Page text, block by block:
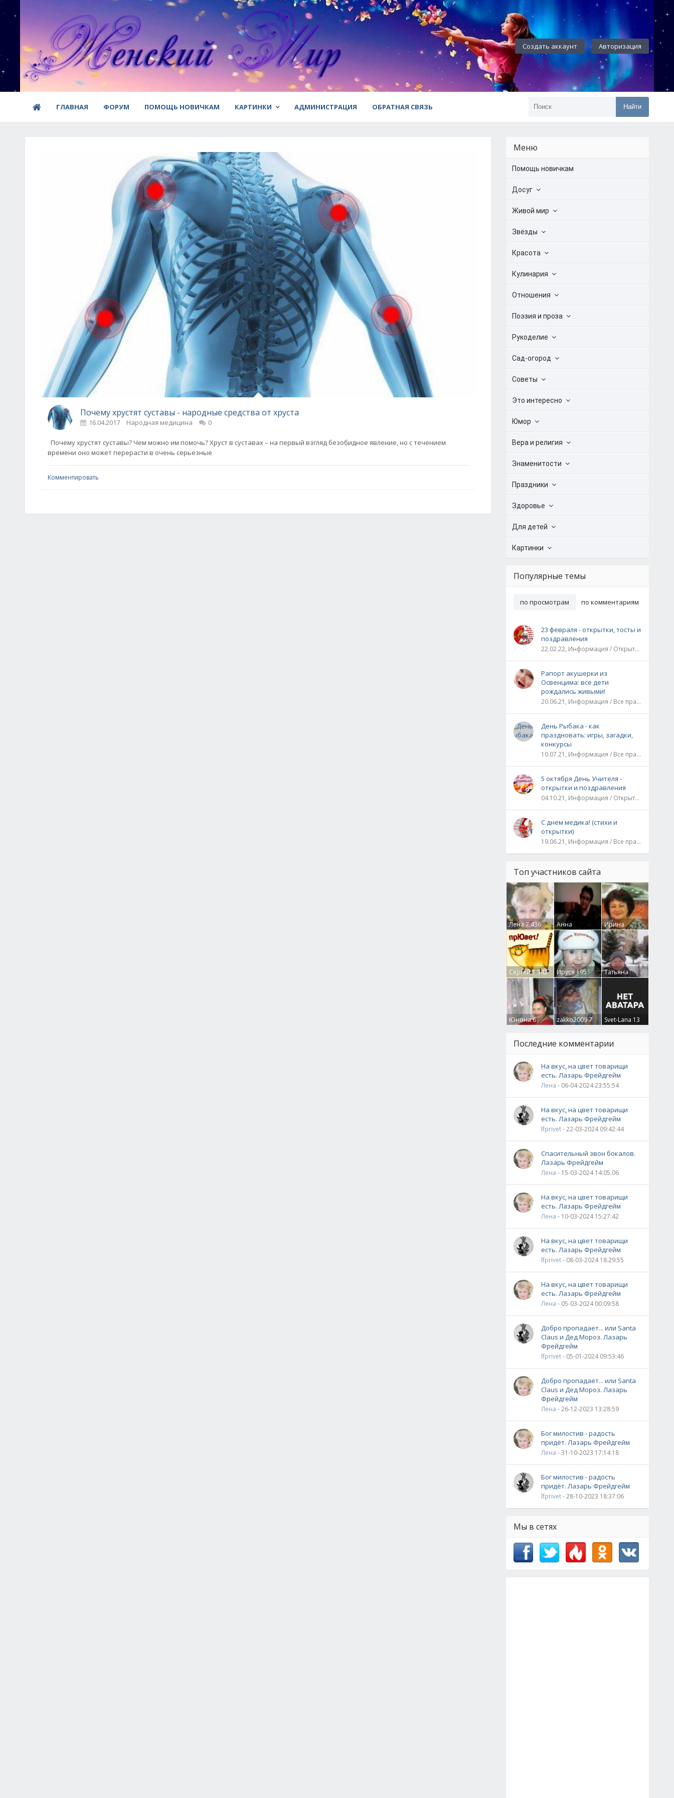
Создать аккаунт Авторизация
ГЛАВНАЯ ФОРУМ ПОМОЩЬ НОВИЧКАМ КАРТИНКИ АДМИНИСТРАЦИЯ ОБРАТНАЯ СВЯЗЬ Найти
Почему хрустят суставы - народные средства от хруста
16.04.2017 Народная медицина 0
Почему хрустят суставы? Чем можно им помочь? Хруст в суставах – на первый взгляд безобидное явление, но с течением
времени оно может перерасти в очень серьезные
Комментировать
Меню
Помощь новичкам
Досуг
Живой мир
Звёзды
Красота
Кулинария
Отношения
Поэзия и проза
Рукоделие
Сад-огород
Советы
Это интересно
Юмор
Вера и религия
Знаменитости
Праздники
Здоровье
Для детей
Картинки
Популярные темы
по просмотрам по комментариям
23 февраля - открытки, тосты и
поздравления
22.02.22, Информация / Открытки / Все праздники
Рапорт акушерки из
Освенцима: все дети
рождались живыми!
20.06.21, Информация / Все праздники / Рассказы и истории
День Рыбака - как
праздновать: игры, загадки,
конкурсы
10.07.21, Информация / Все праздники
5 октября День Учителя -
открытки и поздравления
04.10.21, Информация / Открытки / Все праздники
С днем медика! (стихи и
открытки)
19.06.21, Информация / Все праздники
Топ участников сайта
Лена7 436
Анна
Гумлевая0
Ирина
Бруцкая41
Сергей1 342 Ируся195
Татьяна
Крючкова0
Юнона6 zakko20097 Svet-Lana 13
Последние комментарии
На вкус, на цвет товарищи
есть. Лазарь Фрейдгейм
Лена - 06-04-2024 23:55:54
На вкус, на цвет товарищи
есть. Лазарь Фрейдгейм
lfprivet- 22-03-2024 09:42:44
Спасительный звон бокалов.
Лазарь Фрейдгейм
Лена - 15-03-2024 14:05:06
На вкус, на цвет товарищи
есть. Лазарь Фрейдгейм
Лена - 10-03-2024 15:27:42
На вкус, на цвет товарищи
есть. Лазарь Фрейдгейм
lfprivet- 08-03-2024 18:29:55
На вкус, на цвет товарищи
есть. Лазарь Фрейдгейм
Лена - 05-03-2024 00:09:58
Добро пропадает... или Santa
Claus и Дед Мороз. Лазарь
Фрейдгейм
lfprivet- 05-01-2024 09:53:46
Добро пропадает... или Santa
Claus и Дед Мороз. Лазарь
Фрейдгейм
Лена - 26-12-2023 13:28:59
Бог милостив - радость
придёт. Лазарь Фрейдгейм
Лена - 31-10-2023 17:14:18
Бог милостив - радость
придёт. Лазарь Фрейдгейм
lfprivet- 28-10-2023 18:37:06
Мы в сетях